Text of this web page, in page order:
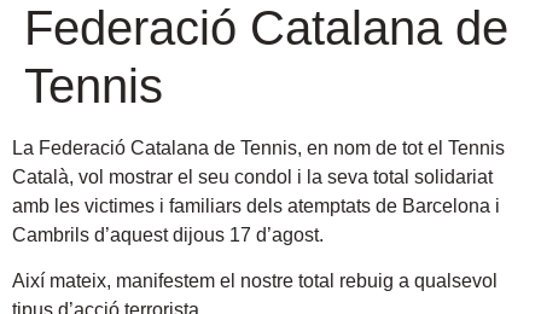
Federació Catalana de
Tennis
La Federació Catalana de Tennis, en nom de tot el Tennis
Català, vol mostrar el seu condol i la seva total solidariat
amb les victimes i familiars dels atemptats de Barcelona i
Cambrils d’aquest dijous 17 d’agost.
Així mateix, manifestem el nostre total rebuig a qualsevol